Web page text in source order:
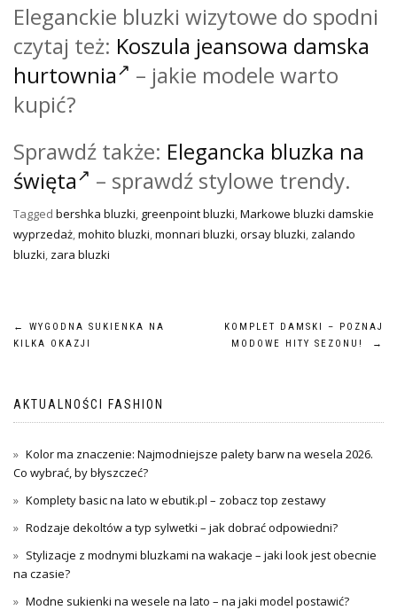
Eleganckie bluzki wizytowe do spodni
czytaj też: Koszula jeansowa damska
hurtownia
– jakie modele warto
kupić?
Sprawdź także: Elegancka bluzka na
święta
– sprawdź stylowe trendy.
Tagged bershka bluzki, greenpoint bluzki,Markowe bluzki damskie
wyprzedaż,mohito bluzki,monnari bluzki,orsay bluzki, zalando
bluzki, zara bluzki
Nawigacja
←
WYGODNA SUKIENKA NA
KILKA OKAZJI
KOMPLET DAMSKI – POZNAJ
MODOWE HITY SEZONU!
→
AKTUALNOŚCI FASHION
Kolor ma znaczenie: Najmodniejsze palety barw na wesela 2026.
Co wybrać, by błyszczeć?
Komplety basic na lato w ebutik.pl – zobacz top zestawy
Rodzaje dekoltów a typ sylwetki – jak dobrać odpowiedni?
Stylizacje z modnymi bluzkami na wakacje – jaki look jest obecnie
na czasie?
Modne sukienki na wesele na lato – na jaki model postawić?